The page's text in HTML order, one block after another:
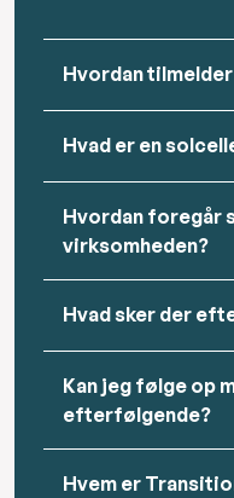
Hvordan tilmelder
Hvad er en
Hvordan foregår
virksomheden?
Hvad sker der
Kan jeg følge op
efterfølgende?
Hvem er